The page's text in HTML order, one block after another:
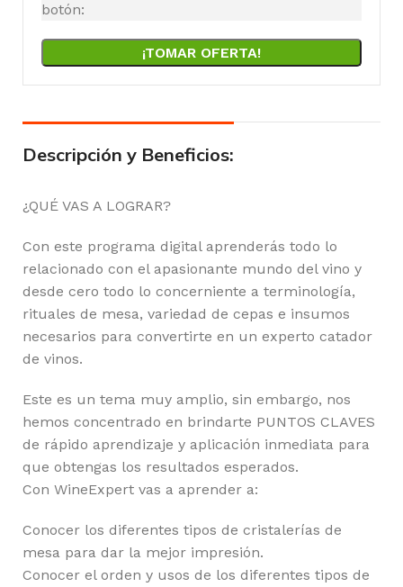
botón:
¡TOMAR OFERTA!
Descripción y Beneficios:
¿QUÉ VAS A LOGRAR?
Con este programa digital aprenderás todo lo
relacionado con el apasionante mundo del vino y
desde cero todo lo concerniente a terminología,
rituales de mesa, variedad de cepas e insumos
necesarios para convertirte en un experto catador
de vinos.
Este es un tema muy amplio, sin embargo, nos
hemos concentrado en brindarte PUNTOS CLAVES
de rápido aprendizaje y aplicación inmediata para
que obtengas los resultados esperados.
Con WineExpert vas a aprender a:
Conocer los diferentes tipos de cristalerías de
mesa para dar la mejor impresión.
Conocer el orden y usos de los diferentes tipos de